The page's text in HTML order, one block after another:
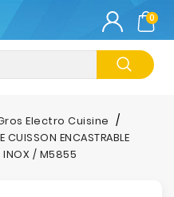
0
Electro Cuisine
CUISSON ENCASTRABLE
INOX / M5855